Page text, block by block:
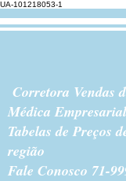
UA-101218053-1
Corretora Vendas
Médica Empresarial
Tabelas de Preços
região
Fale Conosco 71-